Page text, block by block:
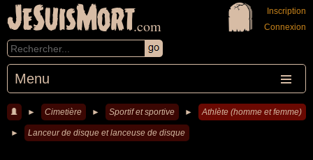
JeSuisMort.com
Menu
Inscription
Connexion
► Cimetière ► Sportif et sportive ► Athlète (homme et femme)
► Lanceur de disque et lanceuse de disque